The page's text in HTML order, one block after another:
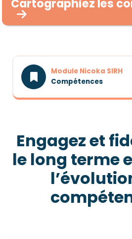
Cartographiez les
Module Nicoka SIRH
Compétences
Engagez et
le long terme